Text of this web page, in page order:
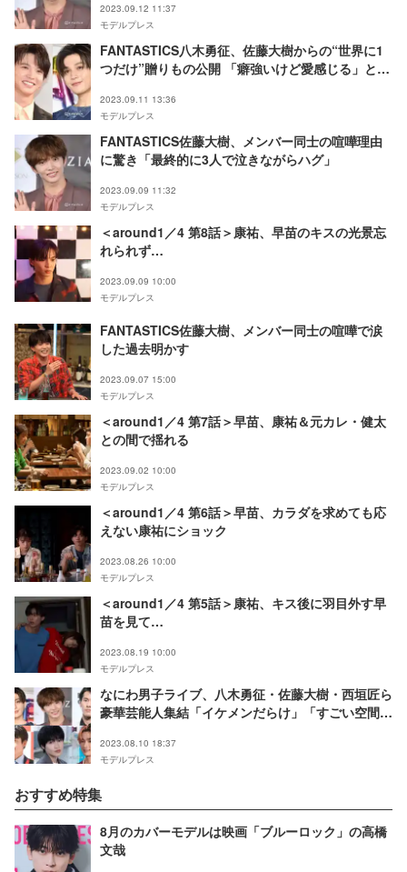
2023.09.12 11:37
モデルプレス
FANTASTICS八木勇征、佐藤大樹からの“世界に1
つだけ”贈りもの公開 「癖強いけど愛感じる」と話
2023.09.11 13:36
モデルプレス
FANTASTICS佐藤大樹、メンバー同士の喧嘩理由
に驚き「最終的に3人で泣きながらハグ」
2023.09.09 11:32
モデルプレス
＜around1／4 第8話＞康祐、早苗のキスの光景忘
れられず…
2023.09.09 10:00
モデルプレス
FANTASTICS佐藤大樹、メンバー同士の喧嘩で涙
した過去明かす
2023.09.07 15:00
モデルプレス
＜around1／4 第7話＞早苗、康祐＆元カレ・健太
との間で揺れる
2023.09.02 10:00
モデルプレス
＜around1／4 第6話＞早苗、カラダを求めても応
えない康祐にショック
2023.08.26 10:00
モデルプレス
＜around1／4 第5話＞康祐、キス後に羽目外す早
苗を見て…
2023.08.19 10:00
モデルプレス
なにわ男子ライブ、八木勇征・佐藤大樹・西垣匠ら
豪華芸能人集結「イケメンだらけ」「すごい空間」
2023.08.10 18:37
モデルプレス
おすすめ特集
8月のカバーモデルは映画「ブルーロック」の高橋
文哉